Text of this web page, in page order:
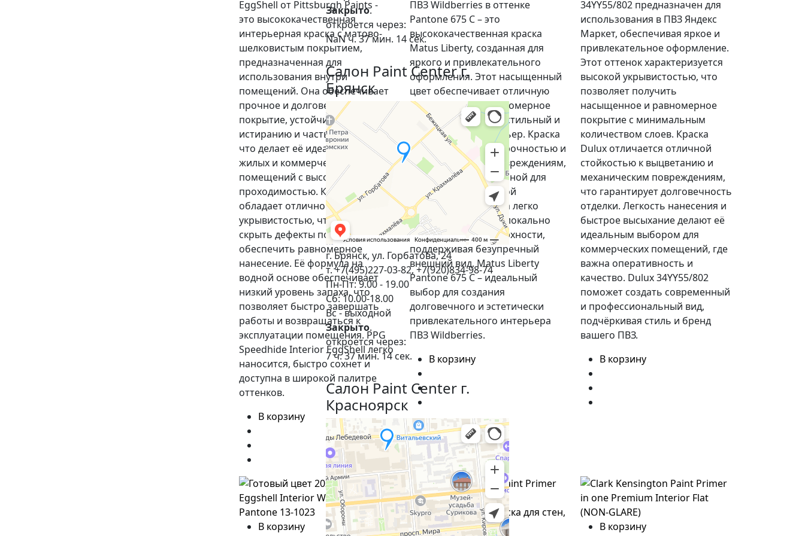
Закрыто.
откроется через:
NaN ч. 37 мин. 13 сек.
Салон Paint Center г.
Брянск
г. Брянск, ул. Горбатова, 24
т. +7(495)227-03-82, +7(920)834-98-74
Пн-Пт: 9.00 - 19.00
Сб: 10.00-18.00
Вс - выходной
Закрыто.
откроется через:
7 ч. 37 мин. 13 сек.
Салон Paint Center г.
Красноярск
EggShell от Pittsburgh Paints -
это высококачественная
интерьерная краска с матово-
шелковистым покрытием,
предназначенная для
использования внутри
помещений. Она обеспечивает
прочное и долговечное
покрытие, устойчивое к
истиранию и частым уборкам,
что делает её идеальной для
жилых и коммерческих
помещений с высокой
проходимостью. Краска
обладает отличной
укрывистостью, что позволяет
скрыть дефекты поверхности и
обеспечить равномерное
нанесение. Её формула на
водной основе обеспечивает
низкий уровень запаха, что
позволяет быстро завершать
работы и возвращаться к
эксплуатации помещения. PPG
Speedhide Interior EggShell легко
наносится, быстро сохнет и
доступна в широкой палитре
оттенков.
В корзину
ПВЗ Wildberries в оттенке
Pantone 675 C – это
высококачественная краска
Matus Liberty, созданная для
яркого и привлекательного
оформления. Этот насыщенный
цвет обеспечивает отличную
укрывистость и равномерное
покрытие, создавая стильный и
современный интерьер. Краска
обладает высокой прочностью и
устойчивостью к повреждениям,
что делает её идеальной для
помещений с высокой
проходимостью. Она легко
моется и позволяет локально
подкрашивать поверхности,
поддерживая безупречный
внешний вид. Matus Liberty
Pantone 675 C – идеальный
выбор для создания
долговечного и эстетически
привлекательного интерьера
ПВЗ Wildberries.
В корзину
34YY55/802 предназначен для
использования в ПВЗ Яндекс
Маркет, обеспечивая яркое и
привлекательное оформление.
Этот оттенок характеризуется
высокой укрывистостью, что
позволяет получить
насыщенное и равномерное
покрытие с минимальным
количеством слоев. Краска
Dulux отличается отличной
стойкостью к выцветанию и
механическим повреждениям,
что гарантирует долговечность
отделки. Легкость нанесения и
быстрое высыхание делают её
идеальным выбором для
коммерческих помещений, где
важна оперативность и
качество. Dulux 34YY55/802
поможет создать современный
и профессиональный вид,
подчёркивая стиль и бренд
вашего ПВЗ.
В корзину
В корзину
В корзину